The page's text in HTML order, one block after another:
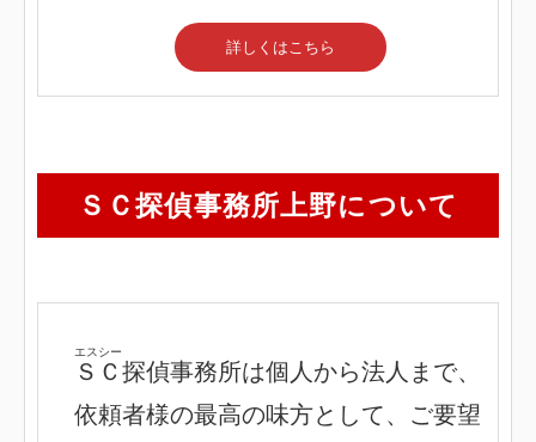
詳しくはこちら
ＳＣ探偵事務所上野について
ＳＣ
エスシー
探偵事務所は個人から法人まで、
依頼者様の最高の味方として、ご要望